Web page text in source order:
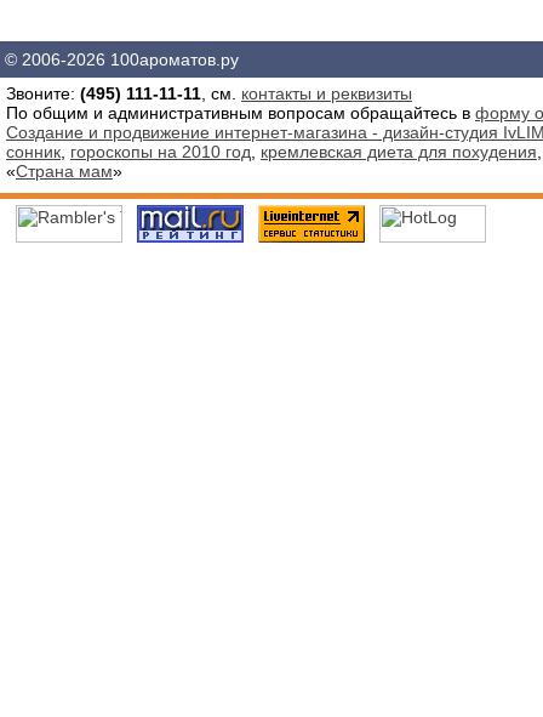
© 2006-2026 100ароматов.ру
Звоните: (495) 111-11-11 , см. контакты и реквизиты
По общим и административным вопросам обращайтесь в форму
Создание и продвижение интернет-магазина - дизайн-студия
сонник гороскопы на 2010 год кремлевская диета для похудения
«Страна мам»